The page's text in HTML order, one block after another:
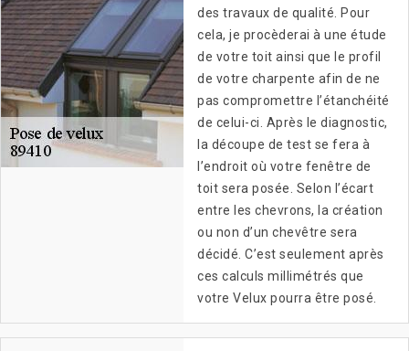
des travaux de qualité. Pour
cela, je procèderai à une étude
de votre toit ainsi que le profil
de votre charpente afin de ne
pas compromettre l’étanchéité
de celui-ci. Après le diagnostic,
la découpe de test se fera à
l’endroit où votre fenêtre de
toit sera posée. Selon l’écart
entre les chevrons, la création
ou non d’un chevêtre sera
décidé. C’est seulement après
ces calculs millimétrés que
votre Velux pourra être posé.